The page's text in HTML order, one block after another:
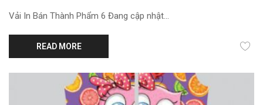
Vải In Bán Thành Phẩm 6 Đang cập nhật...
READ MORE